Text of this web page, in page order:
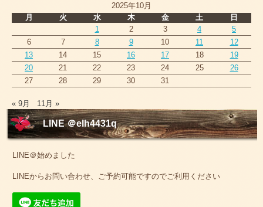
2025年10月
月
火 水 木 金 土
日
1
2 3 4
5
6
7 8 9 10 11
12
13
14 15 16 17 18
19
20
21 22 23 24 25
26
27
28 29 30 31
« 9月 11月 »
LINE ＠elh4431q
LINE＠始めました
LINEからお問い合わせ、ご予約可能ですのでご利用ください